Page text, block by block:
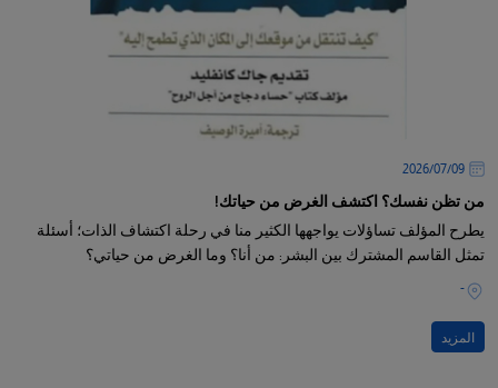
09‏/07‏/2026
من تظن نفسك؟ اكتشف الغرض من حياتك!
يطرح المؤلف تساؤلات يواجهها الكثير منا في رحلة اكتشاف الذات؛ أسئلة
تمثل القاسم المشترك بين البشر: من أنا؟ وما الغرض من حياتي؟
-
المزيد